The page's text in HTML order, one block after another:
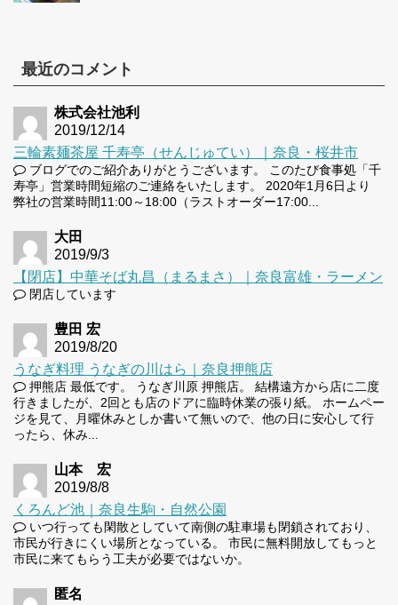
最近のコメント
株式会社池利
2019/12/14
三輪素麺茶屋 千寿亭（せんじゅてい）｜奈良・桜井市
ブログでのご紹介ありがとうございます。 このたび食事処「千
寿亭」営業時間短縮のご連絡をいたします。 2020年1月6日より
弊社の営業時間11:00～18:00（ラストオーダー17:00...
大田
2019/9/3
【閉店】中華そば丸昌（まるまさ）｜奈良富雄・ラーメン
閉店しています
豊田 宏
2019/8/20
うなぎ料理 うなぎの川はら｜奈良押熊店
押熊店 最低です。 うなぎ川原 押熊店。 結構遠方から店に二度
行きましたが、2回とも店のドアに臨時休業の張り紙。 ホームペー
ジを見て、月曜休みとしか書いて無いので、他の日に安心して行
ったら、休み...
山本 宏
2019/8/8
くろんど池｜奈良生駒・自然公園
いつ行っても閑散としていて南側の駐車場も閉鎖されており、
市民が行きにくい場所となっている。 市民に無料開放してもっと
市民に来てもらう工夫が必要ではないか。
匿名